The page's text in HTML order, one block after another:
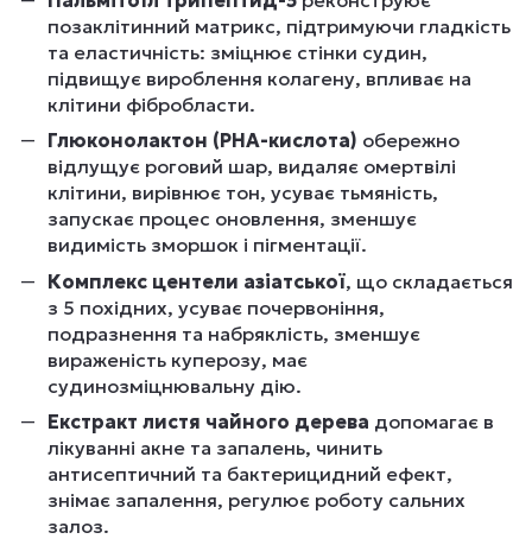
позаклітинний матрикс, підтримуючи гладкість
та еластичність: зміцнює стінки судин,
підвищує вироблення колагену, впливає на
клітини фібробласти.
Глюконолактон (PHA-кислота) обережно
відлущує роговий шар, видаляє омертвілі
клітини, вирівнює тон, усуває тьмяність,
запускає процес оновлення, зменшує
видимість зморшок і пігментації.
Комплекс центели азіатської, що складається
з 5 похідних, усуває почервоніння,
подразнення та набряклість, зменшує
вираженість куперозу, має
судинозміцнювальну дію.
Екстракт листя чайного дерева допомагає в
лікуванні акне та запалень, чинить
антисептичний та бактерицидний ефект,
знімає запалення, регулює роботу сальних
залоз.